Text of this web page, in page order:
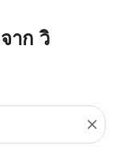
าก วิ
close